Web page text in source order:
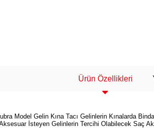
Ürün Özellikleri
Model Gelin Kına Tacı Gelinlerin Kınalarda
İsteyen Gelinlerin Tercihi Olabilecek Saç